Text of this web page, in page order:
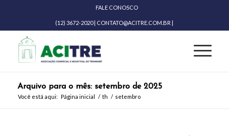
FALE CONOSCO
(12) 3672-2020 | CONTATO@ACITRE.COM.BR |
Arquivo para o mês: setembro de 2025
Você está aqui: Página inicial / th / setembro